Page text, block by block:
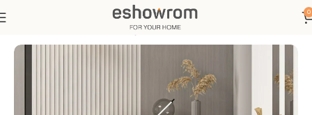
0
Şifonyer